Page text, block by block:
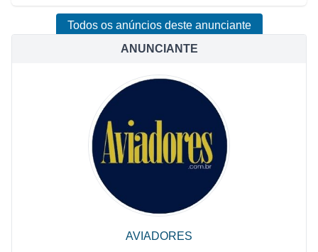
ANUNCIANTE
AVIADORES
Todos os anúncios deste anunciante